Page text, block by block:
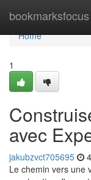
bookmarksfocus
Home
Home
1
avec
jakubzvct705695
Le chemin vers une